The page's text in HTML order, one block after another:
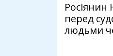
Росіянин
перед
людьми